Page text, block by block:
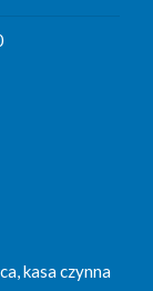
kasa czynna